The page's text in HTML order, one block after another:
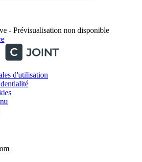
- Prévisualisation non disponible
d'utilisation